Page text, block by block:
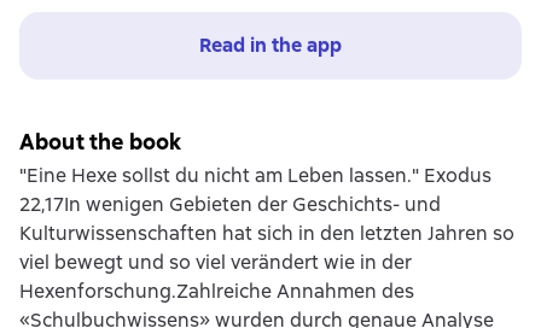
Read in the app
About the book
"Eine Hexe sollst du nicht am Leben lassen." Exodus
22,17In wenigen Gebieten der Geschichts- und
Kulturwissenschaften hat sich in den letzten Jahren so
viel bewegt und so viel verändert wie in der
Hexenforschung.Zahlreiche Annahmen des
«Schulbuchwissens» wurden durch genaue Analyse